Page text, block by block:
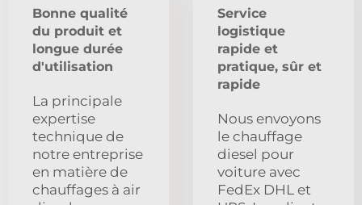
Bonne qualité
du produit et
longue durée
d'utilisation
La principale
expertise
technique de
notre entreprise
en matière de
chauffages à air
Service
logistique
rapide et
pratique, sûr et
rapide
Nous envoyons
le chauffage
diesel pour
voiture avec
FedEx DHL et